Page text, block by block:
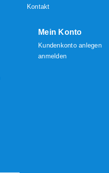
Kontakt
Mein Konto
Kundenkonto anlegen
anmelden